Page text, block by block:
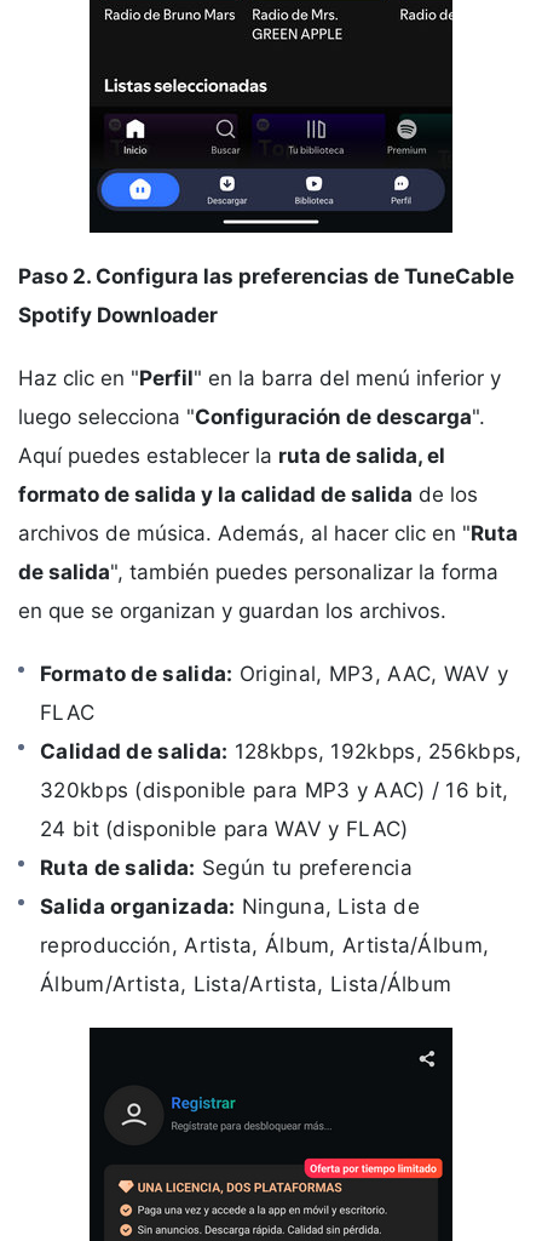
Paso 2. Configura las preferencias de TuneCable
Spotify Downloader
Haz clic en "Perfil" en la barra del menú inferior y
luego selecciona "Configuración de descarga".
Aquí puedes establecer la ruta de salida, el
formato de salida y la calidad de salida de los
archivos de música. Además, al hacer clic en "Ruta
de salida", también puedes personalizar la forma
en que se organizan y guardan los archivos.
Formato de salida: Original, MP3, AAC, WAV y
FLAC
Calidad de salida: 128kbps, 192kbps, 256kbps,
320kbps (disponible para MP3 y AAC) / 16 bit,
24 bit (disponible para WAV y FLAC)
Ruta de salida: Según tu preferencia
Salida organizada: Ninguna, Lista de
reproducción, Artista, Álbum, Artista/Álbum,
Álbum/Artista, Lista/Artista, Lista/Álbum